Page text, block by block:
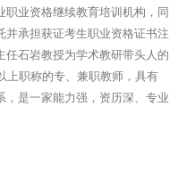
业资格继续教育培训机构，同
承担获证考生职业资格证书注
石岩教授为学术教研带头人的
上职称的专、兼职教师，具有
是一家能力强，资历深、专业